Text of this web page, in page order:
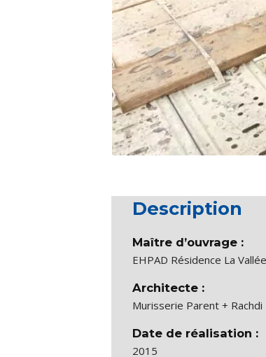
Description
Maître d’ouvrage :
EHPAD Résidence La Vallée
Architecte :
Murisserie Parent + Rachdi
Date de réalisation :
2015